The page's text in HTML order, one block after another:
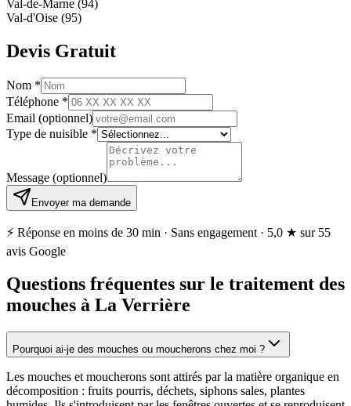
Val-de-Marne (94)
Val-d'Oise (95)
Devis Gratuit
Nom *
Téléphone *
Email (optionnel)
Type de nuisible *
Message (optionnel)
Envoyer ma demande
⚡ Réponse en moins de 30 min · Sans engagement · 5,0 ★ sur 55
avis Google
Questions fréquentes sur le traitement des
mouches à La Verrière
Pourquoi ai-je des mouches ou moucherons chez moi ?
Les mouches et moucherons sont attirés par la matière organique en
décomposition : fruits pourris, déchets, siphons sales, plantes